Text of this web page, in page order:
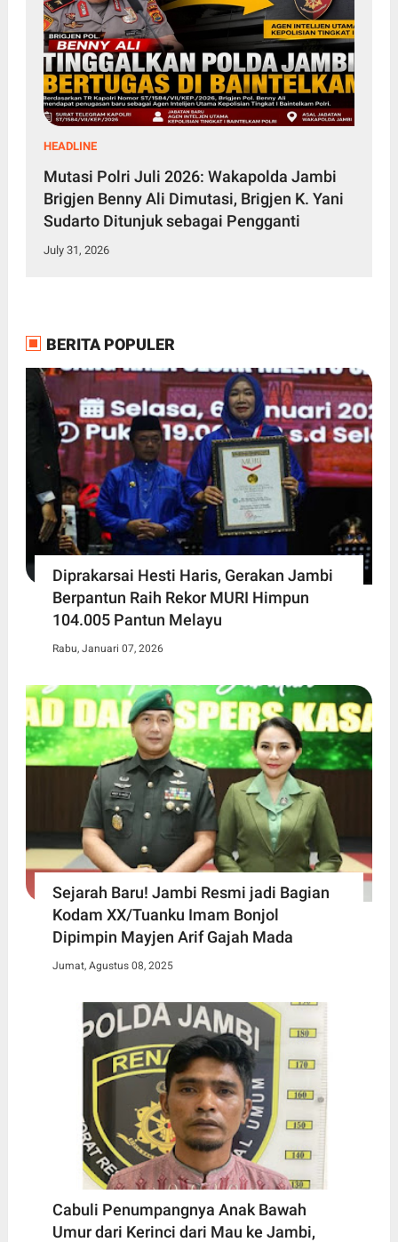
HEADLINE
Mutasi Polri Juli 2026: Wakapolda Jambi
Brigjen Benny Ali Dimutasi, Brigjen K. Yani
Sudarto Ditunjuk sebagai Pengganti
July 31, 2026
BERITA POPULER
Diprakarsai Hesti Haris, Gerakan Jambi
Berpantun Raih Rekor MURI Himpun
104.005 Pantun Melayu
Rabu, Januari 07, 2026
Sejarah Baru! Jambi Resmi jadi Bagian
Kodam XX/Tuanku Imam Bonjol
Dipimpin Mayjen Arif Gajah Mada
Jumat, Agustus 08, 2025
Cabuli Penumpangnya Anak Bawah
Umur dari Kerinci dari Mau ke Jambi,